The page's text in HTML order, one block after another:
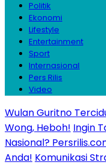
Politik
Ekonomi
Lifestyle
Entertainment
Sport
Internasional
Pers Rilis
Video
Wulan Guritno
Wong, Heboh! Ingin
Nasional?
Anda! Komunikasi